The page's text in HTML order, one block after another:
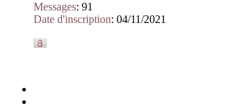
Messages: 91
Date d'inscription: 04/11/2021